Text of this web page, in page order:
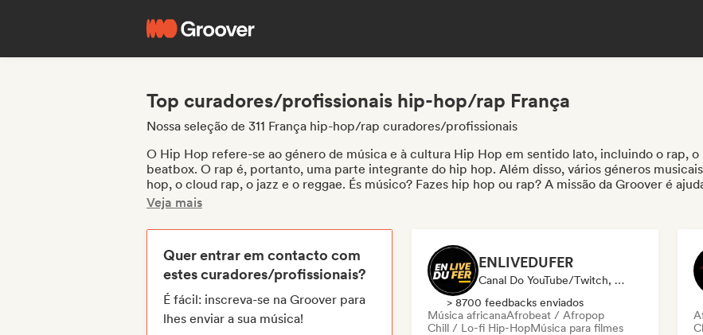
Top curadores/profissionais hip-hop/rap França
Nossa seleção de 311 França hip-hop/rap curadores/profissionais
O Hip Hop refere-se ao género de música e à cultura Hip Hop em sentido lato, incluindo o rap,
beatbox. O rap é, portanto, uma parte integrante do hip hop. Além disso, vários géneros
hop, o cloud rap, o jazz e o reggae. És músico? Fazes hip hop ou rap? A missão da Groover é
melhores profissionais da indústria musical, como
visibilidade. Entre os muitos meios de comunicação social e profissionais presentes na Groover,
editoras independentes, curadores de playlists, meios de comunicação social, estações de rádio
. Todos os que estão nesta página são especializados em hip hop
talentos.
Veja mais
Quer entrar em contacto com
estes curadores/profissionais?
É fácil: inscreva-se na Groover para
lhes enviar a sua música!
ENLIVEDUFER
Canal Do YouTube/Twitch, Mídia/Jornalista, Influenciador
> 8700 feedbacks enviados
Música africanaAfrobeat / Afropop
Chill / Lo-fi Hip-HopMúsica para filmes